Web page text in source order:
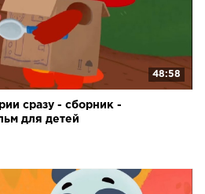
48:58
сразу - сборник -
для детей